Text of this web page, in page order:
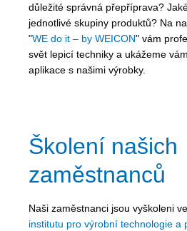
důležité správná přepříprava?
jednotlivé skupiny produktů? Na
"WE do it – by WEICON" vám
svět lepicí techniky a ukážeme
aplikace s našimi výrobky.
Školení našich
zaměstnanců
Naši zaměstnanci jsou vyškoleni ve
institutu pro výrobní technologie a